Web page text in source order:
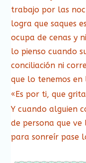
trabajo por las
logra que saques
ocupa de cenas y
lo pienso cuando
conciliación ni
que lo tenemos en
«Es por ti, que
Y cuando alguien
de persona que
para sonreír pase